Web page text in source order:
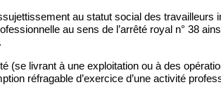
au statut social des travailleurs
au sens de l’arrêté royal n° 38
(se livrant à une exploitation ou à des
réfragable d’exercice d’une activité